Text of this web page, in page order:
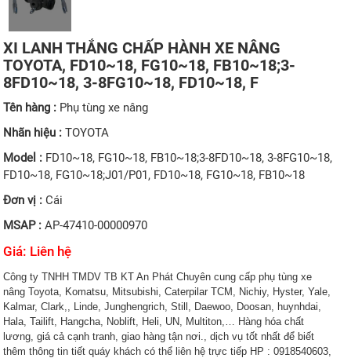
XI LANH THẮNG CHẤP HÀNH XE NÂNG
TOYOTA, FD10~18, FG10~18, FB10~18;3-
8FD10~18, 3-8FG10~18, FD10~18, F
Tên hàng : Phụ tùng xe nâng
Nhãn hiệu :TOYOTA
Model : FD10~18, FG10~18, FB10~18;3-8FD10~18, 3-8FG10~18,
FD10~18, FG10~18;J01/P01, FD10~18, FG10~18, FB10~18
Đơn vị :Cái
MSAP :AP-47410-00000970
Giá: Liên hệ
Công ty TNHH TMDV TB KT An Phát Chuyên cung cấp phụ tùng xe
nâng Toyota, Komatsu, Mitsubishi, Caterpilar TCM, Nichiy, Hyster, Yale,
Kalmar, Clark,, Linde, Junghengrich, Still, Daewoo, Doosan, huynhdai,
Hala, Tailift, Hangcha, Noblift, Heli, UN, Multiton,… Hàng hóa chất
lương, giá cả cạnh tranh, giao hàng tận nơi., dịch vụ tốt nhất để biết
thêm thông tin tiết quáy khách có thể liên hệ trực tiếp HP : 0918540603,